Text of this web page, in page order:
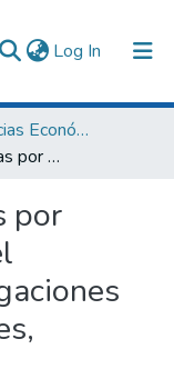
Log In (current)
Facultad de Ciencias Económicas y Administrativas
Morosidad de cuentas por cobrar y afectación del cumplimiento de obligaciones corrientes, Cañicultores, Cascajal, 2016
por